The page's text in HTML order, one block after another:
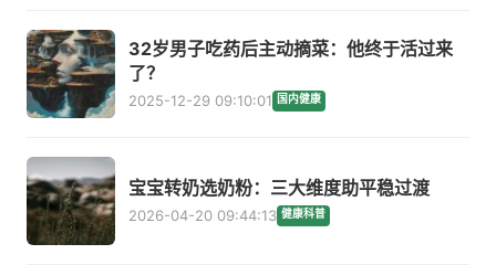
32岁男子吃药后主动摘菜：他终于活过来
了？
2025-12-29 09:10:01 国内健康
宝宝转奶选奶粉：三大维度助平稳过渡
2026-04-20 09:44:13 健康科普